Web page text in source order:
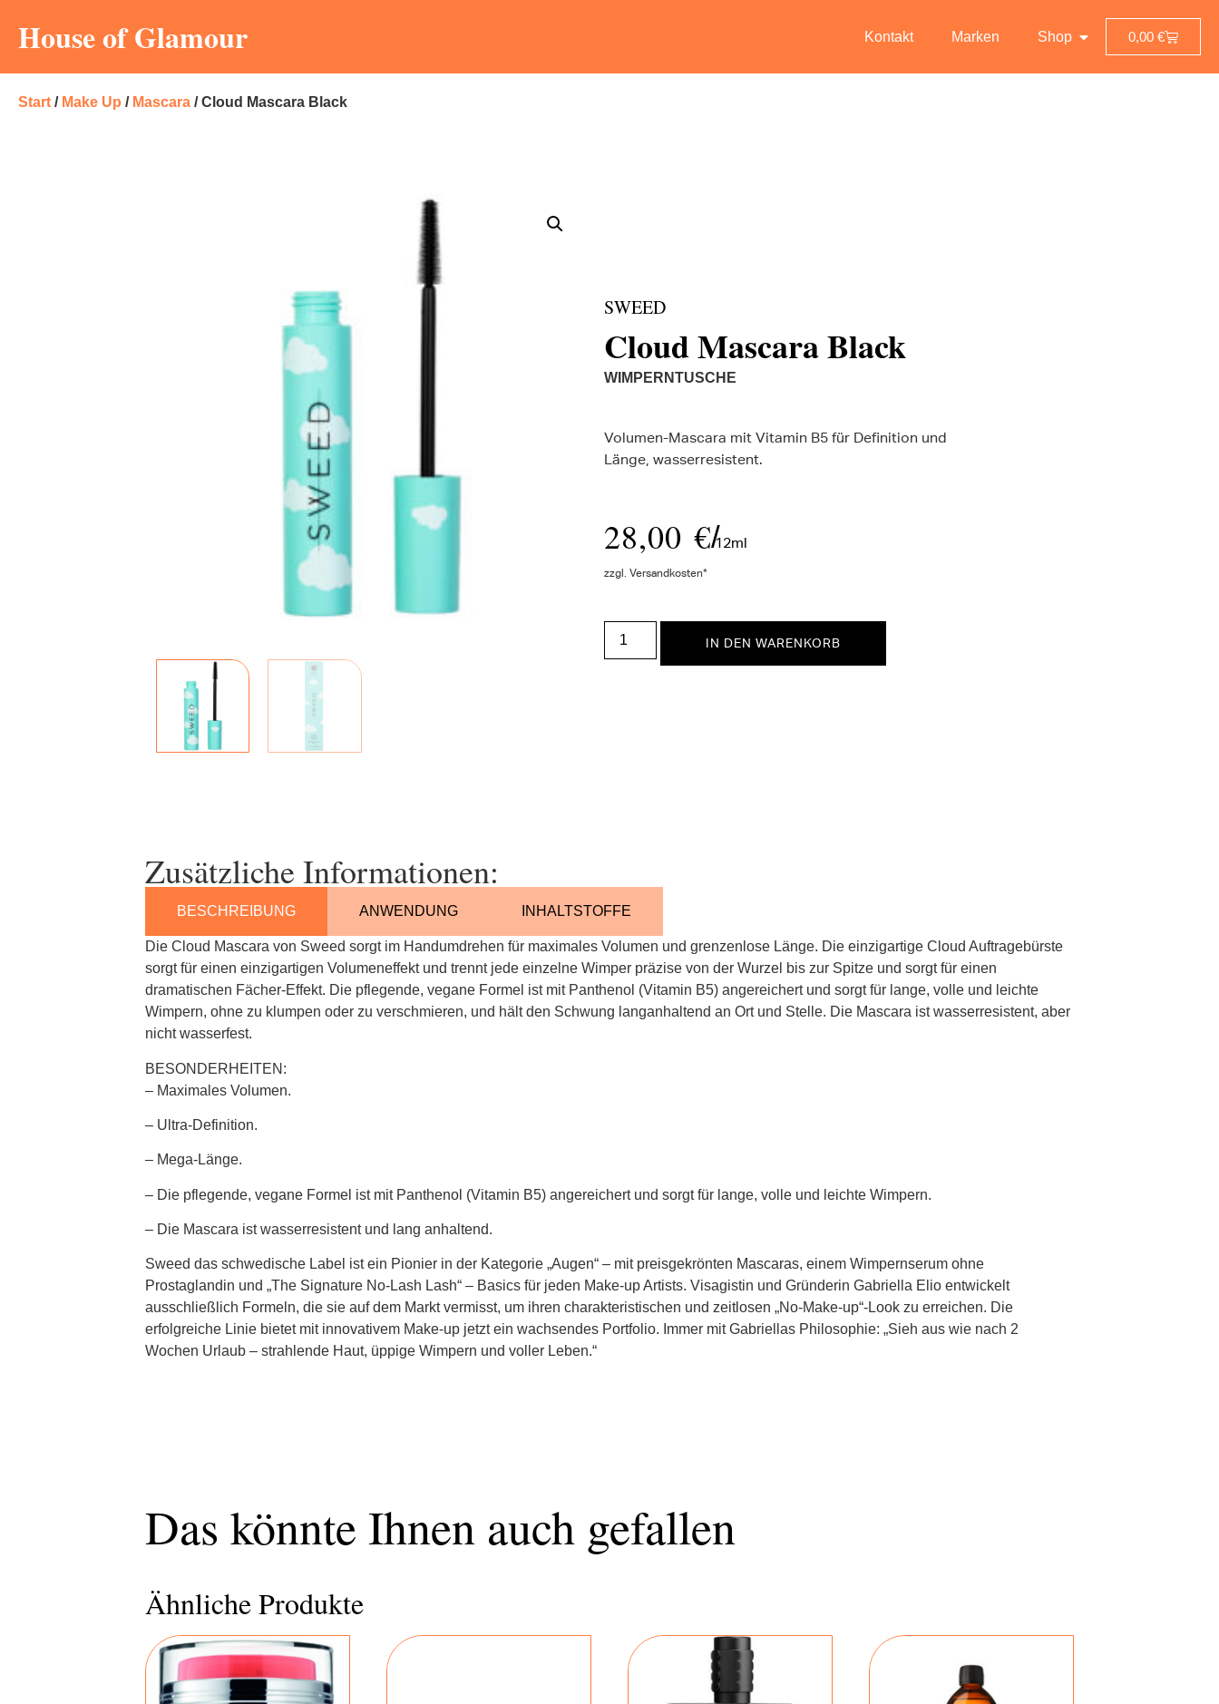
House of Glamour Kontakt Marken Shop 0,00 €
Start / Make Up / Mascara / Cloud Mascara Black
SWEED
Cloud Mascara Black
WIMPERNTUSCHE
Volumen-Mascara mit Vitamin B5 für Definition und
Länge, wasserresistent.
28,00 €/
12ml
zzgl. Versandkosten*
IN DEN WARENKORB
Zusätzliche Informationen:
BESCHREIBUNG ANWENDUNG INHALTSTOFFE
Die Cloud Mascara von Sweed sorgt im Handumdrehen für maximales Volumen und grenzenlose Länge. Die einzigartige Cloud Auftragebürste
sorgt für einen einzigartigen Volumeneffekt und trennt jede einzelne Wimper präzise von der Wurzel bis zur Spitze und sorgt für einen
dramatischen Fächer-Effekt. Die pflegende, vegane Formel ist mit Panthenol (Vitamin B5) angereichert und sorgt für lange, volle und leichte
Wimpern, ohne zu klumpen oder zu verschmieren, und hält den Schwung langanhaltend an Ort und Stelle. Die Mascara ist wasserresistent, aber
nicht wasserfest.
BESONDERHEITEN:
– Maximales Volumen.
– Ultra-Definition.
– Mega-Länge.
– Die pflegende, vegane Formel ist mit Panthenol (Vitamin B5) angereichert und sorgt für lange, volle und leichte Wimpern.
– Die Mascara ist wasserresistent und lang anhaltend.
Sweed das schwedische Label ist ein Pionier in der Kategorie „Augen“ – mit preisgekrönten Mascaras, einem Wimpernserum ohne
Prostaglandin und „The Signature No-Lash Lash“ – Basics für jeden Make-up Artists. Visagistin und Gründerin Gabriella Elio entwickelt
ausschließlich Formeln, die sie auf dem Markt vermisst, um ihren charakteristischen und zeitlosen „No-Make-up“-Look zu erreichen. Die
erfolgreiche Linie bietet mit innovativem Make-up jetzt ein wachsendes Portfolio. Immer mit Gabriellas Philosophie: „Sieh aus wie nach 2
Wochen Urlaub – strahlende Haut, üppige Wimpern und voller Leben.“
Das könnte Ihnen auch gefallen
Ähnliche Produkte